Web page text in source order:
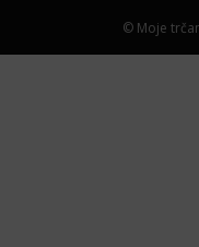
© Moje